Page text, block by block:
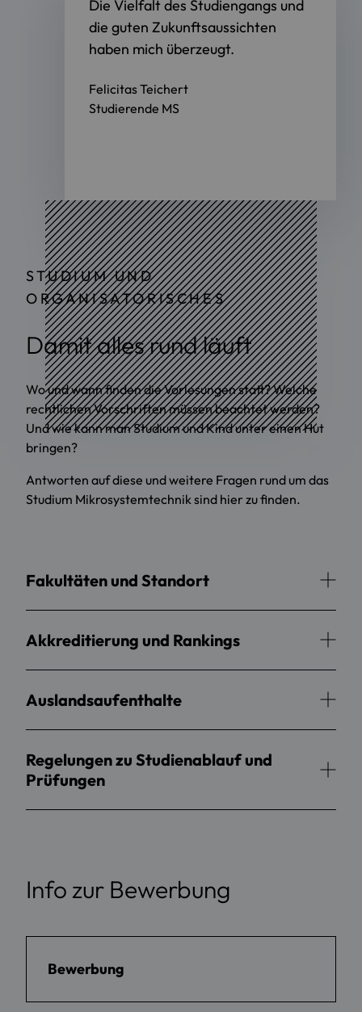
Die Vielfalt des Studiengangs und
die guten Zukunftsaussichten
haben mich überzeugt.
Felicitas Teichert
Studierende MS
STUDIUM UND
ORGANISATORISCHES
Damit alles rund läuft
Wo und wann finden die Vorlesungen statt? Welche
rechtlichen Vorschriften müssen beachtet werden?
Und wie kann man Studium und Kind unter einen Hut
bringen?
Antworten auf diese und weitere Fragen rund um das
Studium Mikrosystemtechnik sind hier zu finden.
Fakultäten und Standort
Akkreditierung und Rankings
Auslandsaufenthalte
Regelungen zu Studienablauf und
Prüfungen
Info zur Bewerbung
Bewerbung